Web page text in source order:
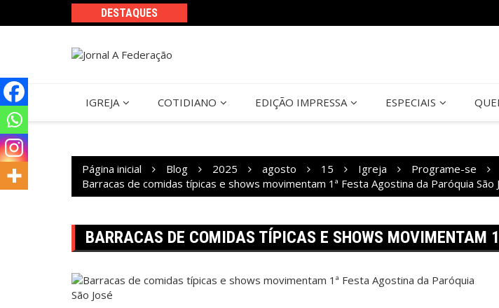
DESTAQUES
IGREJA COTIDIANO EDIÇÃO IMPRESSA ESPECIAIS
Página inicial Blog 2025 agosto 15 Igreja
Programe-se
Barracas de comidas típicas e shows movimentam 1ª Festa Agostina da Paróquia São
BARRACAS DE COMIDAS TÍPICAS E SHOWS MOVIMENTAM